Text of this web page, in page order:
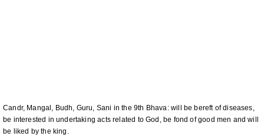
Candr, Mangal, Budh, Guru, Sani in the 9th Bhava: will be bereft of diseases,
be interested in undertaking acts related to God, be fond of good men and will
be liked by the king.